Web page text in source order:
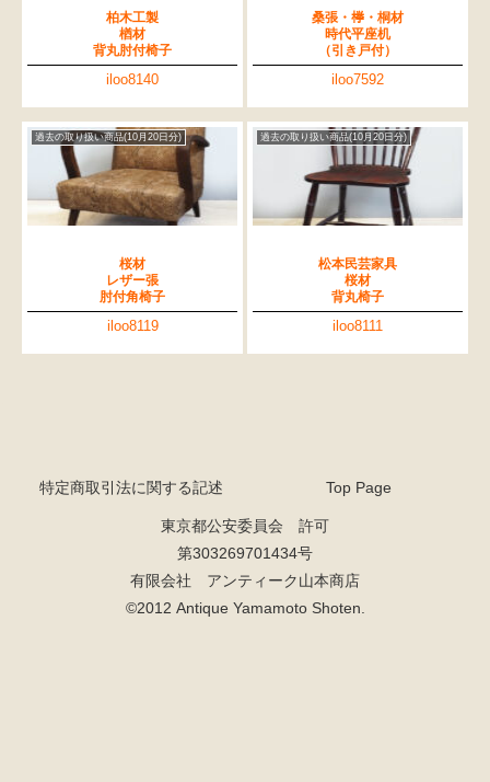
柏木工製
楢材
背丸肘付椅子
iloo8140
桑張・﨔・桐材
時代平座机
（引き戸付）
iloo7592
過去の取り扱い商品(10月20日分)
桜材
レザー張
肘付角椅子
iloo8119
過去の取り扱い商品(10月20日分)
松本民芸家具
桜材
背丸椅子
iloo8111
特定商取引法に関する記述 Top Page
東京都公安委員会 許可
第303269701434号
有限会社 アンティーク山本商店
©2012 Antique Yamamoto Shoten.